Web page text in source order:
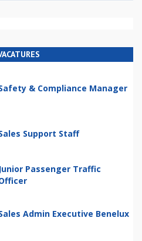
& Compliance Manager
Support Staff
Junior Passenger Traffic
Admin Executive Benelux